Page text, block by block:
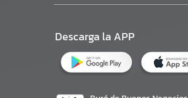
Descarga la APP